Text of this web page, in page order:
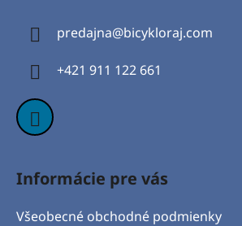
predajna@bicykloraj.com
+421 911 122 661
Informácie pre vás
Všeobecné obchodné podmienky